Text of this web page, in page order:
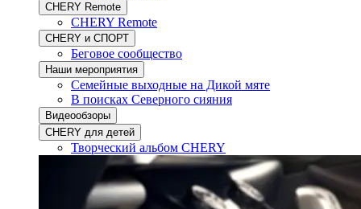
CHERY Remote
CHERY Remote
CHERY и СПОРТ
Беговое сообщество
Наши мероприятия
Семейные выходные на Дикой мяте
В поисках Северного сияния
Видеообзоры
CHERY для детей
Творческий альбом CHERY